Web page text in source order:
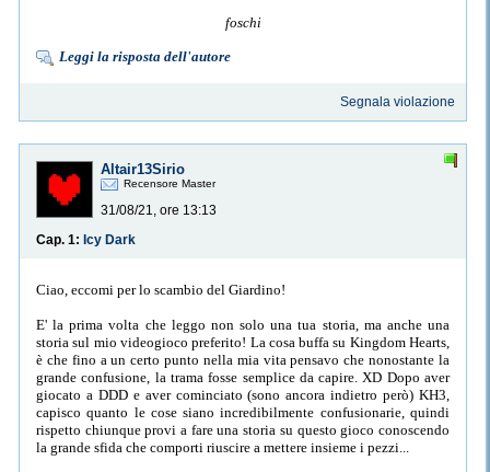
foschi
Leggi la risposta dell'autore
Segnala violazione
Altair13Sirio
Recensore Master
31/08/21, ore 13:13
Cap. 1: Icy Dark
Ciao, eccomi per lo scambio del Giardino!
E' la prima volta che leggo non solo una tua storia, ma anche una
storia sul mio videogioco preferito! La cosa buffa su Kingdom Hearts,
è che fino a un certo punto nella mia vita pensavo che nonostante la
grande confusione, la trama fosse semplice da capire. XD Dopo aver
giocato a DDD e aver cominciato (sono ancora indietro però) KH3,
capisco quanto le cose siano incredibilmente confusionarie, quindi
rispetto chiunque provi a fare una storia su questo gioco conoscendo
la grande sfida che comporti riuscire a mettere insieme i pezzi...